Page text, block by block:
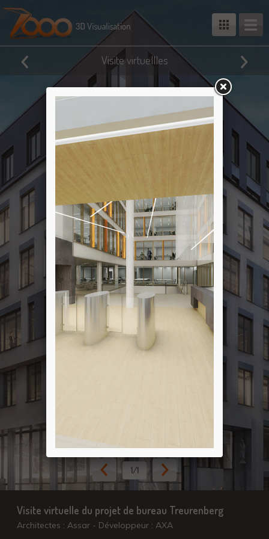
Visite virtuellles
1/1
Visite virtuelle du projet de bureau Treurenberg
Architectes : Assar - Développeur : AXA